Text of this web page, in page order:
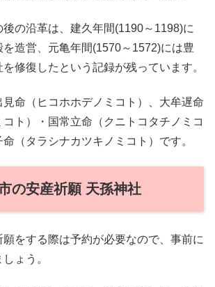
の沿革は、建久年間(1190～1198)に
造営、元亀年間(1570～1572)には豊
修復したという記録が残っています。
命（ヒコホホデノミコト）、大牟遅命
コト）・国常立命（クニトコタチノミコ
命（タラシナカツキノミコト）です。
の安産祈願 天孫神社
をする際は予約が必要なので、事前に
ょう。